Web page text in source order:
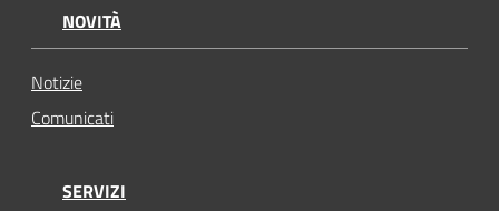
NOVITÀ
Notizie
Comunicati
SERVIZI